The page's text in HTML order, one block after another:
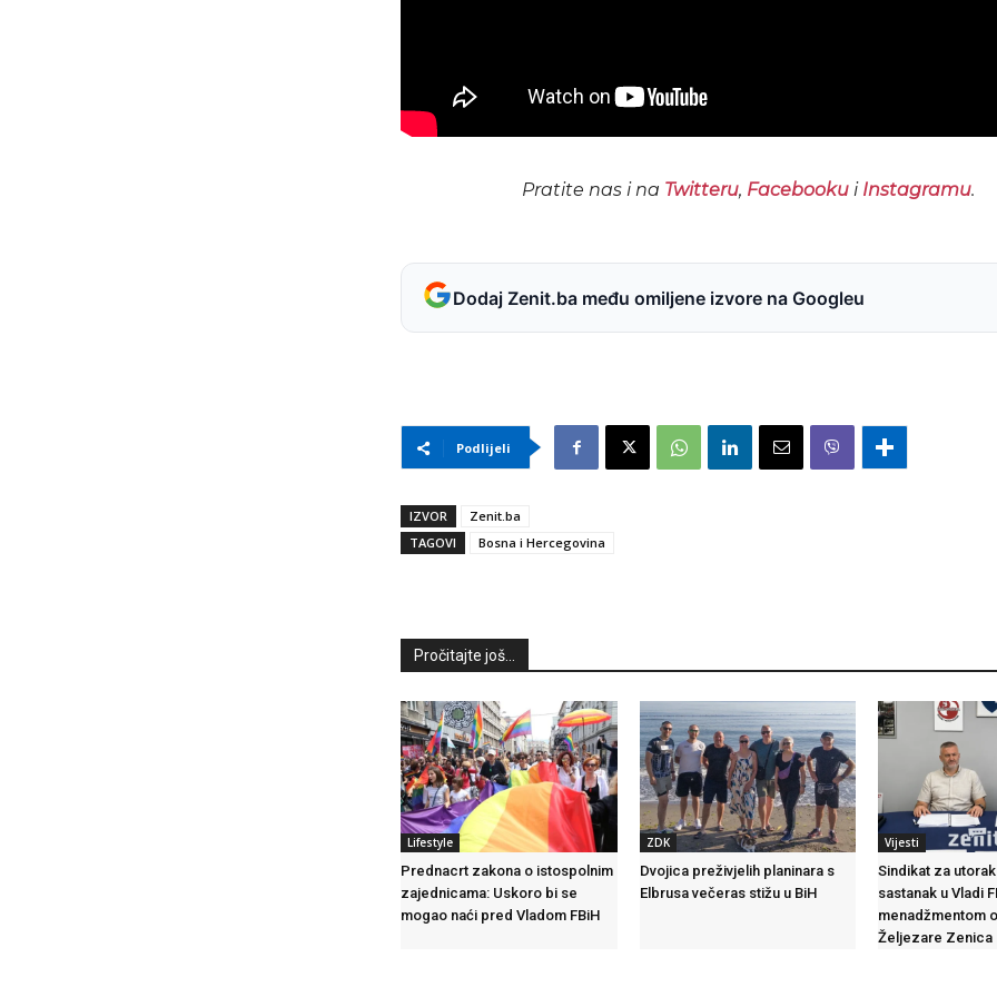
Pratite nas i na Twitteru, Facebookui Instagramu.
Dodaj Zenit.ba među omiljene izvore na Googleu
Podlijeli
IZVOR
Zenit.ba
TAGOVI
Bosna i Hercegovina
Pročitajte još...
Lifestyle
Prednacrt zakona o istospolnim
zajednicama: Uskoro bi se
mogao naći pred Vladom FBiH
ZDK
Dvojica preživjelih planinara s
Elbrusa večeras stižu u BiH
Vijesti
Sindikat za
sastanak u Vladi
menadžmentom
Željezare Zenica